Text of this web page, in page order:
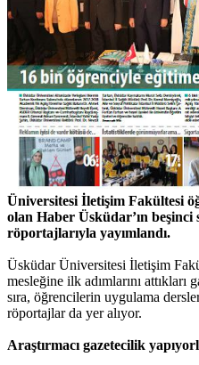
Üniversitesi İletişim Fakültesi
olan Haber Üsküdar’ın beşinci
röportajlarıyla yayımlandı.
Üsküdar Üniversitesi İletişim
mesleğine ilk adımlarını
sıra, öğrencilerin uygulama
röportajlar da yer alıyor.
Araştırmacı gazetecilik